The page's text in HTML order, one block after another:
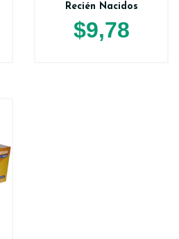
Recién Nacidos
$9,78